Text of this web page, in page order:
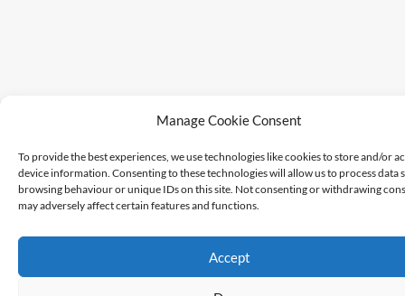
Manage Cookie Consent
To provide the best experiences, we use technologies like cookies to store and/or
device information. Consenting to these technologies will allow us to process data
browsing behaviour or unique IDs on this site. Not consenting or withdrawing
may adversely affect certain features and functions.
Accept